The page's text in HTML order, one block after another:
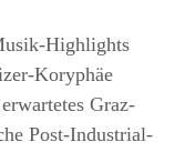
Highlights
Koryphäe
Graz-
Post-Industrial-